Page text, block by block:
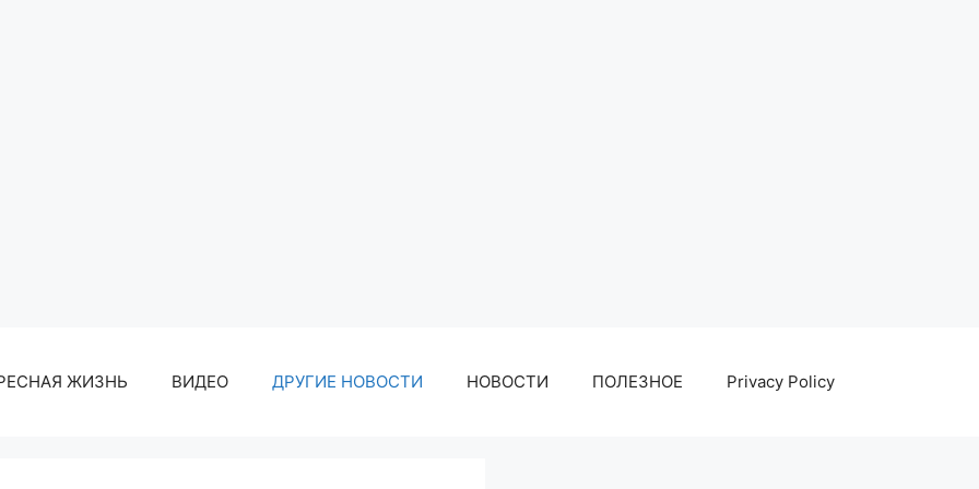
ЖИЗНЬ ВИДЕО ДРУГИЕ НОВОСТИ НОВОСТИ ПОЛЕЗНОЕ Privacy Policy